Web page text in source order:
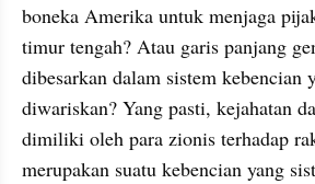
boneka Amerika untuk menjaga
timur tengah? Atau garis panjang
dibesarkan dalam sistem kebencian
diwariskan? Yang pasti, kejahatan
dimiliki oleh para zionis terhadap
merupakan suatu kebencian yang